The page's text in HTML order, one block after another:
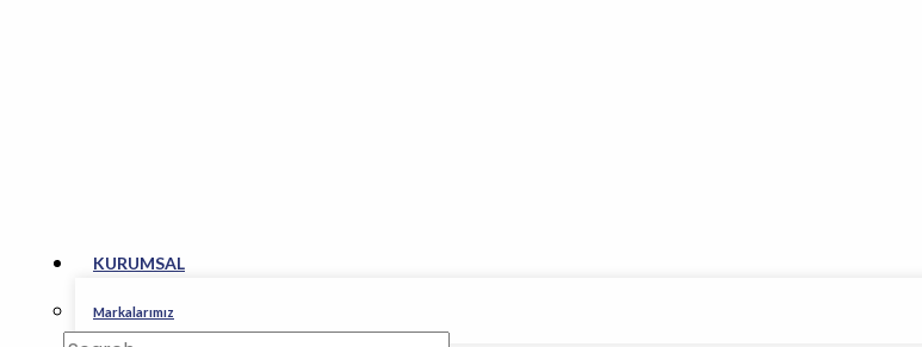
KURUMSAL
Markalarımız